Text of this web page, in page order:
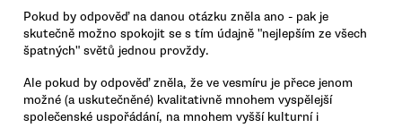
Pokud by odpověď na danou otázku zněla ano - pak je
skutečně možno spokojit se s tím údajně "nejlepším ze všech
špatných" světů jednou provždy.
Ale pokud by odpověď zněla, že ve vesmíru je přece jenom
možné (a uskutečněné) kvalitativně mnohem vyspělejší
společenské uspořádání, na mnohem vyšší kulturní i